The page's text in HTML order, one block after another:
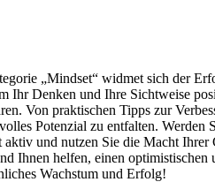
„Mindset“ widmet sich der
Ihr Denken und Ihre Sichtweise
Von praktischen Tipps zur
Potenzial zu entfalten. Werden
und nutzen Sie die Macht
Ihnen helfen, einen
Wachstum und Erfolg!